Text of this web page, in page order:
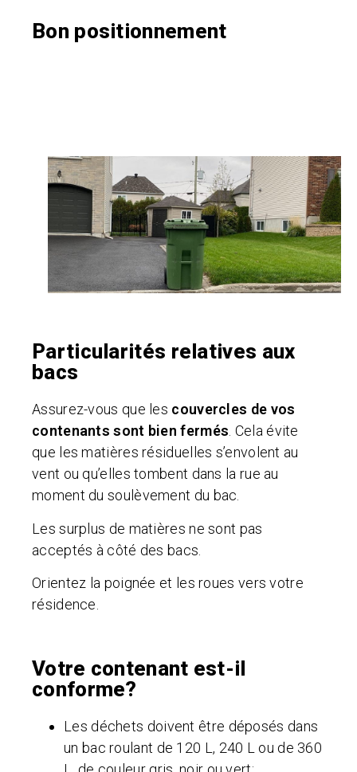
Bon positionnement
Particularités relatives aux
bacs
Assurez-vous que les couvercles de vos
contenants sont bien fermés. Cela évite
que les matières résiduelles s’envolent au
vent ou qu’elles tombent dans la rue au
moment du soulèvement du bac.
Les surplus de matières ne sont pas
acceptés à côté des bacs.
Orientez la poignée et les roues vers votre
résidence.
Votre contenant est-il
conforme?
Les déchets doivent être déposés dans
un bac roulant de 120 L, 240 L ou de 360